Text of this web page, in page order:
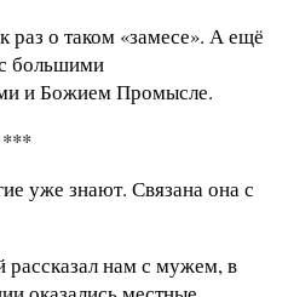
раз о таком «замесе». А ещё
большими
и Божием Промысле.
***
уже знают. Связана она с
рассказал нам с мужем, в